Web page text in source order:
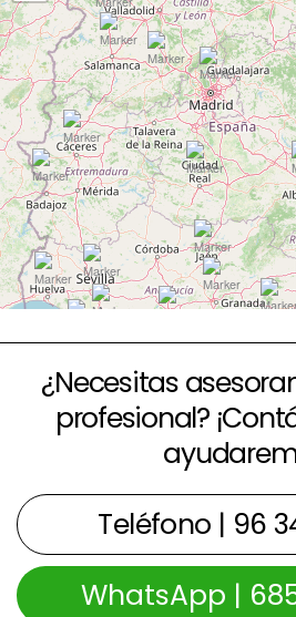
¿Necesitas
profesional?
Teléfono | 96
WhatsApp |